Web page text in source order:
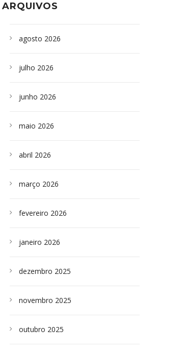
sepultados em SP
ARQUIVOS
agosto 2026
julho 2026
junho 2026
maio 2026
abril 2026
março 2026
fevereiro 2026
janeiro 2026
dezembro 2025
novembro 2025
outubro 2025